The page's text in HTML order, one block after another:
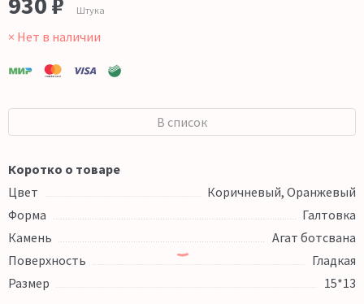
Штука
× Нет в наличии
В список
Коротко о товаре
Цвет
Коричневый, Оранжевый
Форма
Галтовка
Камень
Агат ботсвана
Поверхность
Гладкая
Размер
15*13